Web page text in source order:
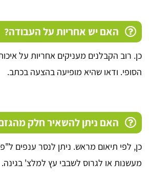
האם יש אחריות על העבודה?
כן. רוב הקבלנים מעניקים אחריות על איכות
הסופי. ודאו שהיא מופיעה בהצעה בכתב.
האם ניתן להשאיר חלק
כן, לפי תיאום מראש. ניתן לנסר ענפים
מעשנות או לגרוס לשבבי עץ למלצ' בגינה.